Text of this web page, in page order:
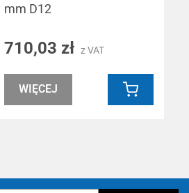
mm D12
710,03 zł z VAT
WIĘCEJ